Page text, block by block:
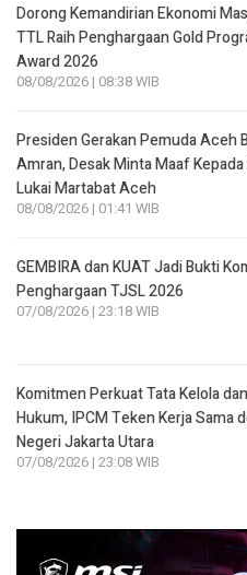
Dorong Kemandirian Ekonomi
TTL Raih Penghargaan Gold
Award 2026
08/08/2026 | 08:38 WIB
Presiden Gerakan Pemuda Aceh
Amran, Desak Minta Maaf
Lukai Martabat Aceh
08/08/2026 | 01:41 WIB
GEMBIRA dan KUAT Jadi Bukti
Penghargaan TJSL 2026
07/08/2026 | 23:18 WIB
Komitmen Perkuat Tata Kelola
Hukum, IPCM Teken Kerja Sama
Negeri Jakarta Utara
07/08/2026 | 23:08 WIB